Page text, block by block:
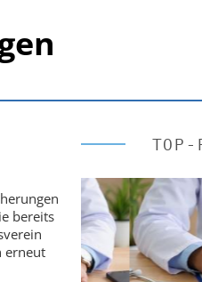
bereits
erneut
TOP-